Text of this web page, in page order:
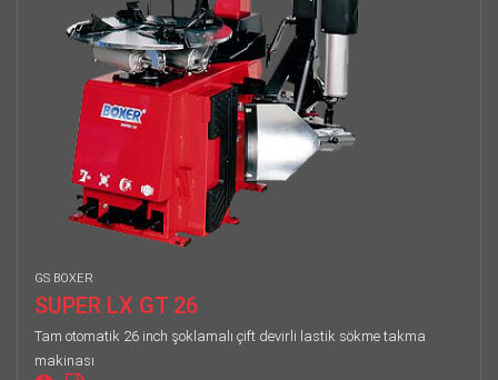
GS BOXER
SUPER LX GT 26
Tam otomatik 26 inch şoklamalı çift devirli lastik sökme takma
makinası